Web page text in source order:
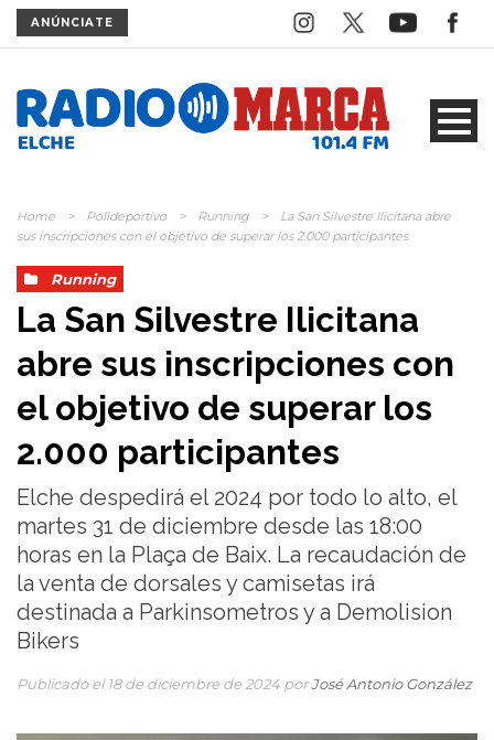
ANÚNCIATE
Home > Polideportivo > Running >
La San Silvestre Ilicitana abre
sus inscripciones con el objetivo de superar los 2.000 participantes
Running
La San Silvestre Ilicitana
abre sus inscripciones con
el objetivo de superar los
2.000 participantes
Elche despedirá el 2024 por todo lo alto, el
martes 31 de diciembre desde las 18:00
horas en la Plaça de Baix. La recaudación de
la venta de dorsales y camisetas irá
destinada a Parkinsometros y a Demolision
Bikers
Publicado el 18 de diciembre de 2024 porJosé Antonio González